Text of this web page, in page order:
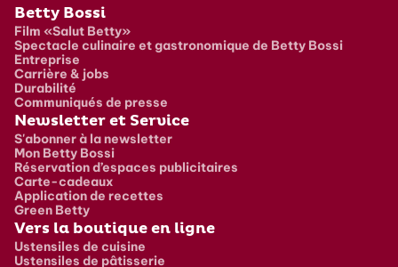
Pied de page
Betty Bossi
Film «Salut Betty»
Spectacle culinaire et gastronomique de Betty Bossi
Entreprise
Carrière & jobs
Durabilité
Communiqués de presse
Newsletter et Service
S'abonner à la newsletter
Mon Betty Bossi
Réservation d’espaces publicitaires
Carte-cadeaux
Application de recettes
Green Betty
Vers la boutique en ligne
Ustensiles de cuisine
Ustensiles de pâtisserie